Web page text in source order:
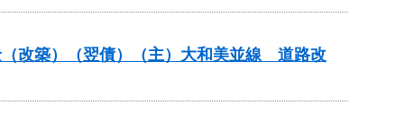
改築）（翌債）（主）大和美並線 道路改